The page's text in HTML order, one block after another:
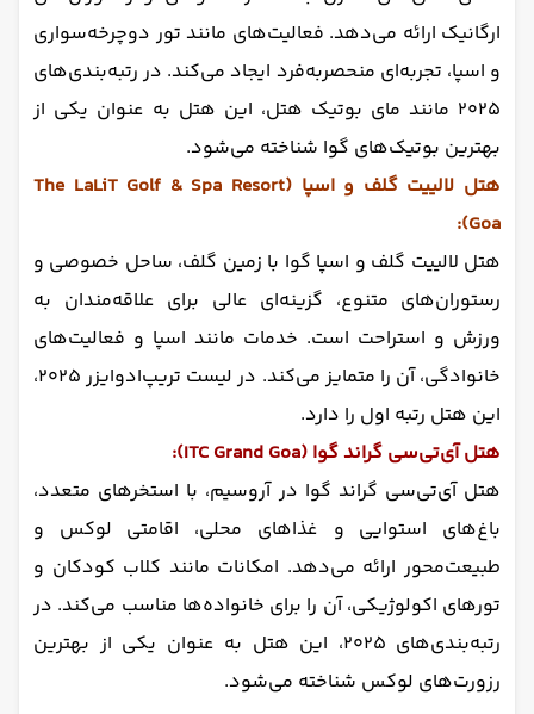
ارگانیک ارائه می‌دهد. فعالیت‌های مانند تور دوچرخه‌سواری
و اسپا، تجربه‌ای منحصربه‌فرد ایجاد می‌کند. در رتبه‌بندی‌های
۲۰۲۵ مانند مای بوتیک هتل، این هتل به عنوان یکی از
بهترین بوتیک‌های گوا شناخته می‌شود.
هتل لالییت گلف و اسپا (The LaLiT Golf & Spa Resort
Goa):
هتل لالییت گلف و اسپا گوا با زمین گلف، ساحل خصوصی و
رستوران‌های متنوع، گزینه‌ای عالی برای علاقه‌مندان به
ورزش و استراحت است. خدمات مانند اسپا و فعالیت‌های
خانوادگی، آن را متمایز می‌کند. در لیست تریپ‌ادوایزر ۲۰۲۵،
این هتل رتبه اول را دارد.
هتل آی‌تی‌سی گراند گوا (ITC Grand Goa):
هتل آی‌تی‌سی گراند گوا در آروسیم، با استخرهای متعدد،
باغ‌های استوایی و غذاهای محلی، اقامتی لوکس و
طبیعت‌محور ارائه می‌دهد. امکانات مانند کلاب کودکان و
تورهای اکولوژیکی، آن را برای خانواده‌ها مناسب می‌کند. در
رتبه‌بندی‌های ۲۰۲۵، این هتل به عنوان یکی از بهترین
رزورت‌های لوکس شناخته می‌شود.